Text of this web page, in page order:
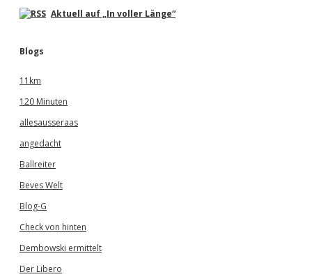
Aktuell auf „In voller Länge“
Blogs
11km
120 Minuten
allesausseraas
angedacht
Ballreiter
Beves Welt
Blog-G
Check von hinten
Dembowski ermittelt
Der Libero